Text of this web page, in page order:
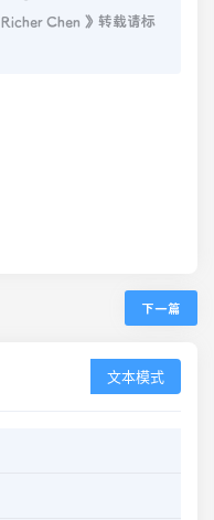
Richer Chen 》转载请标
下一篇
文本模式